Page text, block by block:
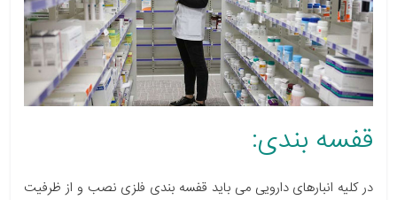
قفسه بندی:
در کلیه انبارهای دارویی می باید قفسه بندی فلزی نصب و از ظرفیت